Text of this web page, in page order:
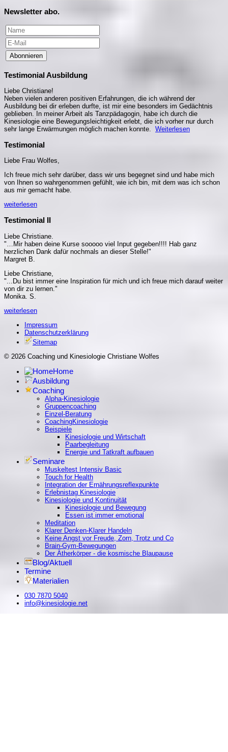
Newsletter abo.
Abonnieren
Testimonial Ausbildung
Liebe Christiane!
Neben vielen anderen positiven Erfahrungen, die ich während der
Ausbildung bei dir erleben durfte, ist mir eine besonders im Gedächtnis
geblieben. In meiner Arbeit als Tanzpädagogin, habe ich durch die
Kinesiologie eine Bewegungsleichtigkeit erlebt, die ich vorher nur durch
sehr lange Erwärmungen möglich machen konnte. Weiterlesen
Testimonial
Liebe Frau Wolfes,
Ich freue mich sehr darüber, dass wir uns begegnet sind und habe mich
von Ihnen so wahrgenommen gefühlt, wie ich bin, mit dem was ich schon
aus mir gemacht habe.
weiterlesen
Testimonial II
Liebe Christiane.
"…Mir haben deine Kurse sooooo viel Input gegeben!!!! Hab ganz
herzlichen Dank dafür nochmals an dieser Stelle!"
Margret B.
Liebe Christiane,
"...Du bist immer eine Inspiration für mich und ich freue mich darauf weiter
von dir zu lernen."
Monika. S.
weiterlesen
Impressum
Datenschutzerklärung
Sitemap
© 2026 Coaching und Kinesiologie Christiane Wolfes
Home
Ausbildung
Coaching
Alpha-Kinesiologie
Gruppencoaching
Einzel-Beratung
CoachingKinesiologie
Beispiele
Kinesiologie und Wirtschaft
Paarbegleitung
Energie und Tatkraft aufbauen
Seminare
Muskeltest Intensiv Basic
Touch for Health
Integration der Ernährungsreflexpunkte
Erlebnistag Kinesiologie
Kinesiologie und Kontinuität
Kinesiologie und Bewegung
Essen ist immer emotional
Meditation
Klarer Denken-Klarer Handeln
Keine Angst vor Freude, Zorn, Trotz und Co
Brain-Gym-Bewegungen
Der Ätherkörper - die kosmische Blaupause
Blog/Aktuell
Termine
Materialien
030 7870 5040
info@kinesiologie.net